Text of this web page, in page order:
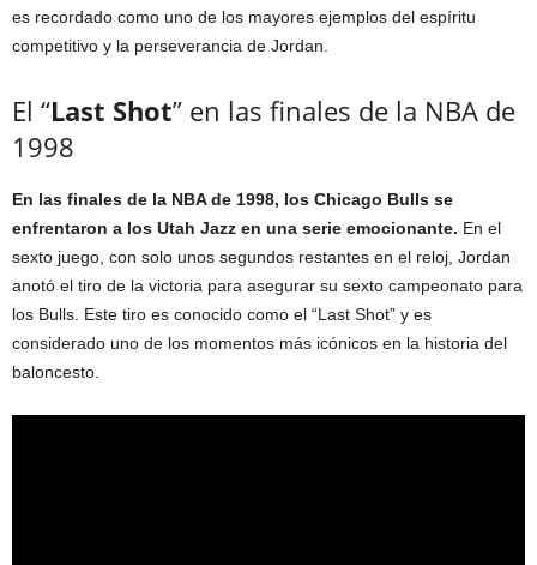
es recordado como uno de los mayores ejemplos del espíritu
competitivo y la perseverancia de Jordan.
El “Last Shot” en las finales de la NBA de
1998
En las finales de la NBA de 1998, los Chicago Bulls se
enfrentaron a los Utah Jazz en una serie emocionante. En el
sexto juego, con solo unos segundos restantes en el reloj, Jordan
anotó el tiro de la victoria para asegurar su sexto campeonato para
los Bulls. Este tiro es conocido como el “Last Shot” y es
considerado uno de los momentos más icónicos en la historia del
baloncesto.